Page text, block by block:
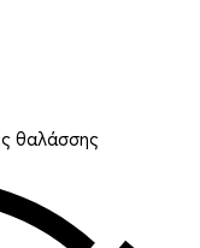
θαλάσσης